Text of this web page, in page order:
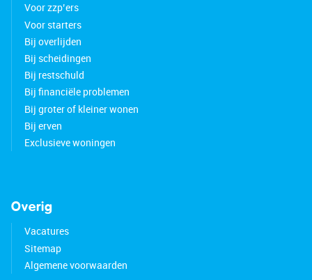
Voor zzp’ers
Voor starters
Bij overlijden
Bij scheidingen
Bij restschuld
Bij financiële problemen
Bij groter of kleiner wonen
Bij erven
Exclusieve woningen
Overig
Vacatures
Sitemap
Algemene voorwaarden